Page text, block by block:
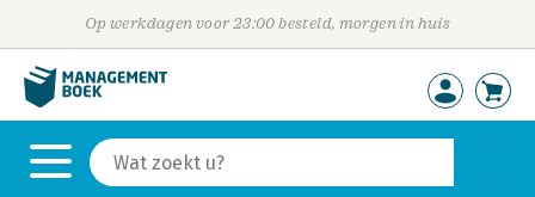
Op werkdagen voor 23:00 besteld, morgen in huis